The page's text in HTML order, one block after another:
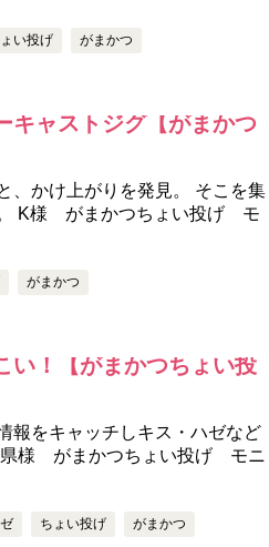
い投げ がまかつ
キャストジグ【がまかつ
、かけ上がりを発見。 そこを集
。 K様 がまかつちょい投げ モ
がまかつ
い！【がまかつちょい投
報をキャッチしキス・ハゼなど
県様 がまかつちょい投げ モニ
ちょい投げ がまかつ